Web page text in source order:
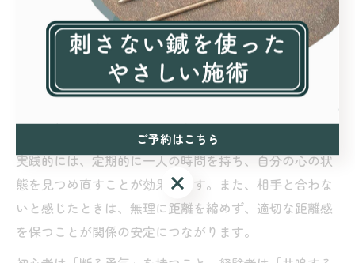
スピリチュアル視点で心地よい関係を築く秘訣
スピリチュアルな視点で心地よい人間関係を築くために
は、「無理をしない」「本音を大切にする」「相手の成
長や変化も受け入れる」ことがポイントです。現実に合
てまで相手に合わせる必要はありません。
実践的には、定期的に一人の時間を持ち、自分の心の状
態を見つめ直すことが効果的です。また、相手と合わな
いと感じたときは、無理に距離を縮めず、適切な距離感
を保つことが関係の安定につながります。
ご予約はこちら
ご予約はこちら